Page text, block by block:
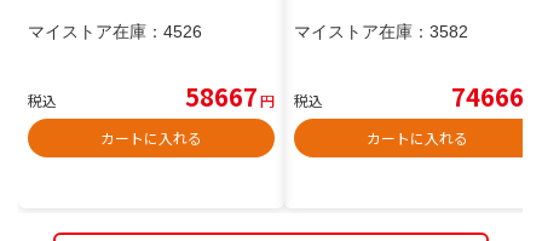
マイストア在庫： 4526
税込 58667円
カートに入れる
マイストア在庫： 3582
税込 74666
カートに入れる